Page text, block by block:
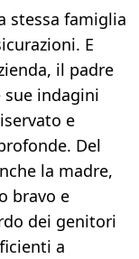
stessa famiglia
E
il padre
sue indagini
e
Del
la madre,
bravo e
dei genitori
a